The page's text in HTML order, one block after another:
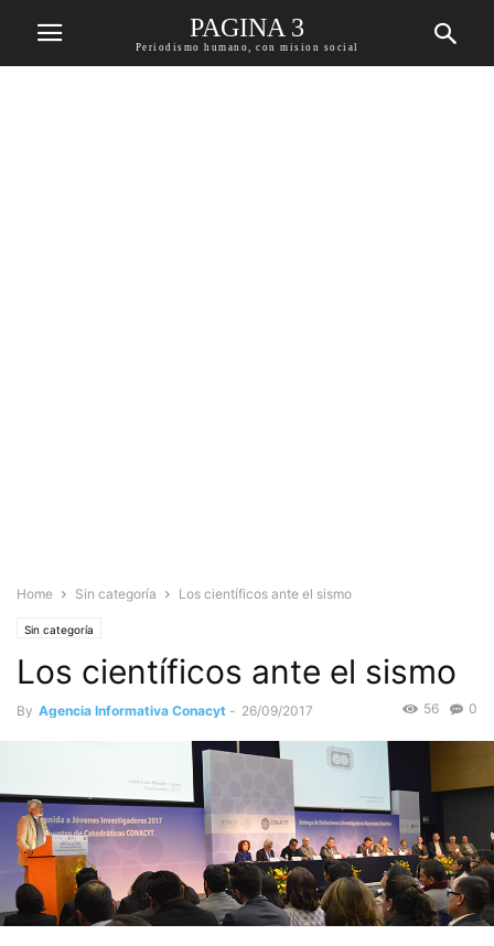
PAGINA 3
Periodismo humano, con mision social
Home Sin categoría Los científicos ante el sismo
Sin categoría
Los científicos ante el sismo
By Agencia Informativa Conacyt - 26/09/2017 0
56